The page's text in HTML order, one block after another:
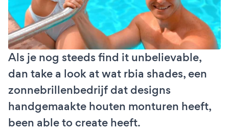
Als je nog steeds find it unbelievable,
dan take a look at wat rbia shades, een
zonnebrillenbedrijf dat designs
handgemaakte houten monturen heeft,
been able to create heeft.